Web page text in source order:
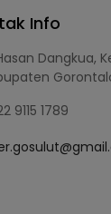
Info
Dangkua,
9115 1789